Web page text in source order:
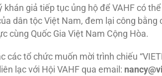
khán giả tiếp tục ủng hộ để VAHF có
dân tộc Việt Nam, đem lại công bằng
cùng Quốc Gia Việt Nam Cộng Hòa.
các tổ chức muốn mời trình chiếu
lạc với Hội VAHF qua email: